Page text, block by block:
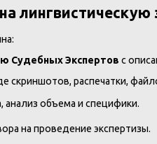
лингвистическую
Судебных Экспертов с
скриншотов, распечатки,
анализ объема и специфики.
на проведение экспертизы.